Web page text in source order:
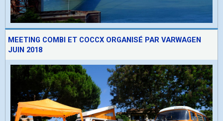
MEETING COMBI ET COCCX ORGANISÉ PAR VARWAGEN
JUIN 2018